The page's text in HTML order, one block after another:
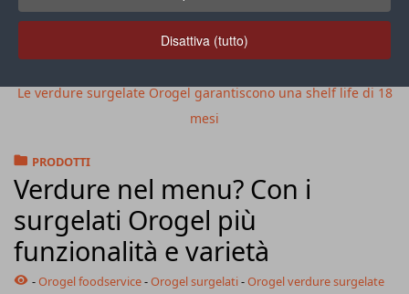
Disattiva (tutto)
Le verdure surgelate Orogel garantiscono una shelf life di 18
mesi
PRODOTTI
Verdure nel menu? Con i
surgelati Orogel più
funzionalità e varietà
-Orogel foodservice-Orogel surgelati-Orogel verdure surgelate